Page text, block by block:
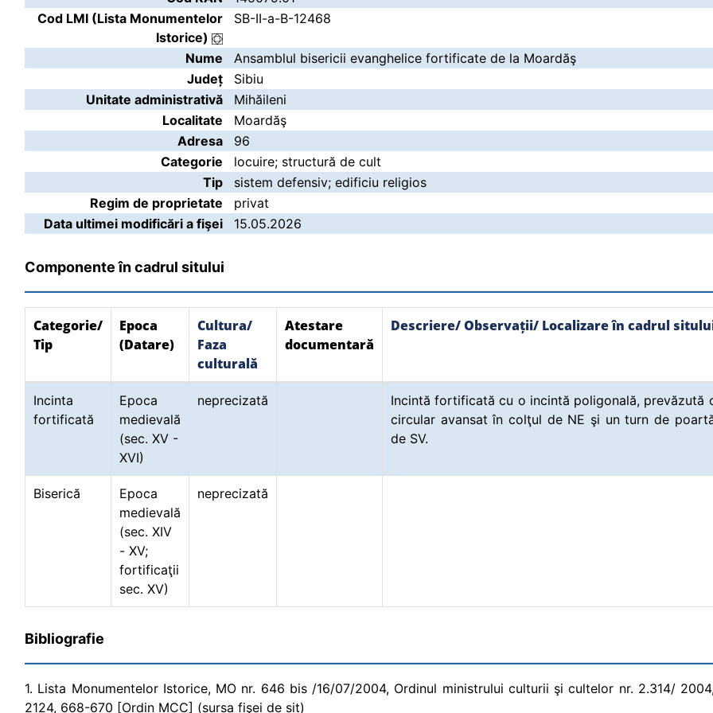
Cod LMI (Lista Monumentelor
Istorice)
SB-II-a-B-12468
Nume
Ansamblul bisericii evanghelice fortificate de la Moardăş
Județ
Sibiu
Unitate administrativă
Mihăileni
Localitate
Moardăş
Adresa
96
Categorie
locuire; structură de cult
Tip
sistem defensiv; edificiu religios
Regim de proprietate
privat
Data ultimei modificări a fişei
15.05.2026
Componente în cadrul sitului
Categorie/
Tip
Epoca
(Datare)
Cultura/
Faza
culturală
Atestare
documentară
Descriere/ Observații/ Localizare în cadrul
Incinta
fortificată
Epoca
medievală
(sec. XV -
XVI)
neprecizată
Incintă fortificată cu o incintă poligonală, prevăzută
circular avansat în colţul de NE şi un turn de
de SV.
Biserică
Epoca
medievală
(sec. XIV
- XV;
fortificaţii
sec. XV)
neprecizată
Bibliografie
1. Lista Monumentelor Istorice, MO nr. 646 bis /16/07/2004, Ordinul ministrului culturii şi cultelor nr. 2.314/
2124, 668-670 [Ordin MCC] (sursa fişei de sit)